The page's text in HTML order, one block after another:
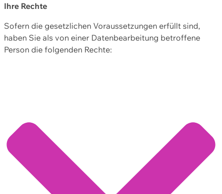
Ihre Rechte
Sofern die gesetzlichen Voraussetzungen erfüllt sind,
haben Sie als von einer Datenbearbeitung betroffene
Person die folgenden Rechte: